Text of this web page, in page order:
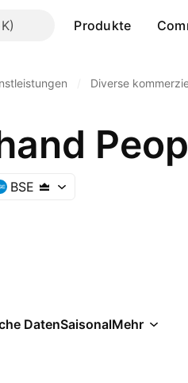
Produkte
Diverse
BSE
DatenSaisonalMehr